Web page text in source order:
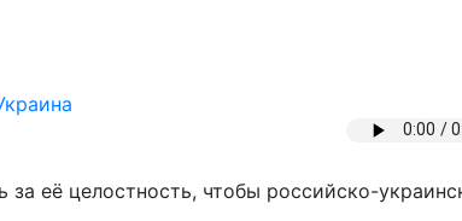
её целостность, чтобы российско-